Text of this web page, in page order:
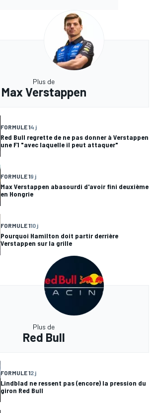
Plus de
Max Verstappen
FORMULE 14 j
Red Bull regrette de ne pas donner à Verstappen
une F1 "avec laquelle il peut attaquer"
FORMULE 19 j
Max Verstappen abasourdi d'avoir fini deuxième
en Hongrie
FORMULE 110 j
Pourquoi Hamilton doit partir derrière
Verstappen sur la grille
Plus de
Red Bull
FORMULE 12 j
Lindblad ne ressent pas (encore) la pression du
giron Red Bull